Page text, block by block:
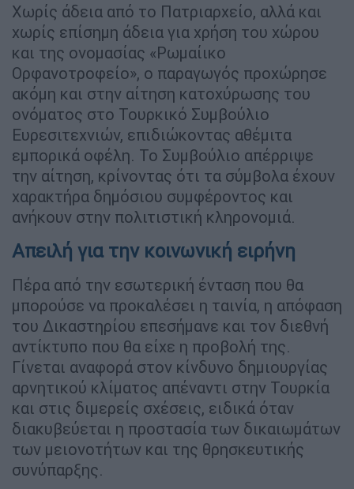
Χωρίς άδεια από το Πατριαρχείο, αλλά και
χωρίς επίσημη άδεια για χρήση του χώρου
και της ονομασίας «Ρωμαίικο
Ορφανοτροφείο», ο παραγωγός προχώρησε
ακόμη και στην αίτηση κατοχύρωσης του
ονόματος στο Τουρκικό Συμβούλιο
Ευρεσιτεχνιών, επιδιώκοντας αθέμιτα
εμπορικά οφέλη. Το Συμβούλιο απέρριψε
την αίτηση, κρίνοντας ότι τα σύμβολα έχουν
χαρακτήρα δημόσιου συμφέροντος και
ανήκουν στην πολιτιστική κληρονομιά.
Απειλή για την κοινωνική ειρήνη
Πέρα από την εσωτερική ένταση που θα
μπορούσε να προκαλέσει η ταινία, η απόφαση
του Δικαστηρίου επεσήμανε και τον διεθνή
αντίκτυπο που θα είχε η προβολή της.
Γίνεται αναφορά στον κίνδυνο δημιουργίας
αρνητικού κλίματος απέναντι στην Τουρκία
και στις διμερείς σχέσεις, ειδικά όταν
διακυβεύεται η προστασία των δικαιωμάτων
των μειονοτήτων και της θρησκευτικής
συνύπαρξης.